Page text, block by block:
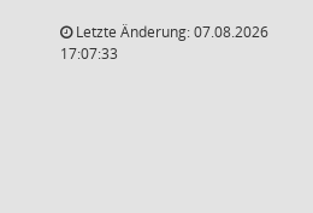
Letzte Änderung: 07.08.2026
17:07:33